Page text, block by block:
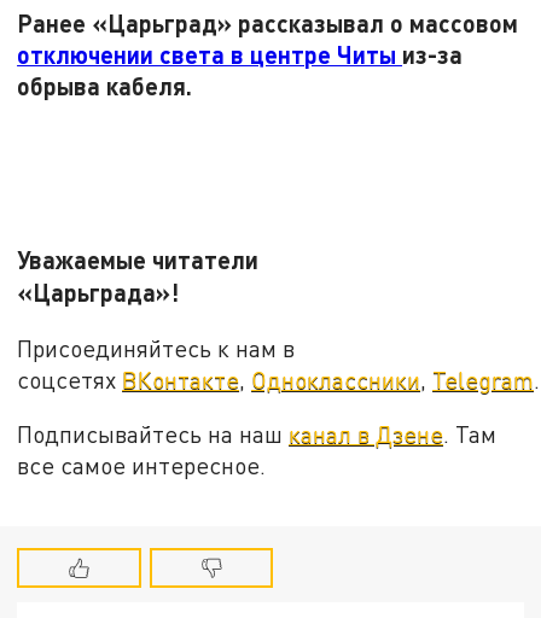
Ранее «Царьград» рассказывал о массовом
отключении света в центре Читы из-за
обрыва кабеля.
Уважаемые читатели
«Царьграда»!
Присоединяйтесь к нам в
соцсетях ВКонтакте Одноклассники Telegram
Подписывайтесь на наш канал в Дзене. Там
все самое интересное.